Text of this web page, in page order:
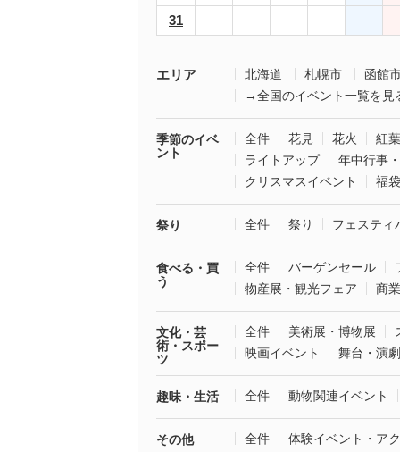
31
エリア 北海道 札幌市
函館
→全国のイベント一覧を見
季節のイベ
ント
全件 花見 花火
紅葉
ライトアップ
年中行事
クリスマスイベント
福
祭り 全件 祭り フェスティ
食べる・買
う
全件 バーゲンセール
物産展・観光フェア
商
文化・芸
術・スポー
ツ
全件 美術展・博物展
映画イベント
舞台・演劇
趣味・生活 全件 動物関連イベント
その他 全件 体験イベント・ア